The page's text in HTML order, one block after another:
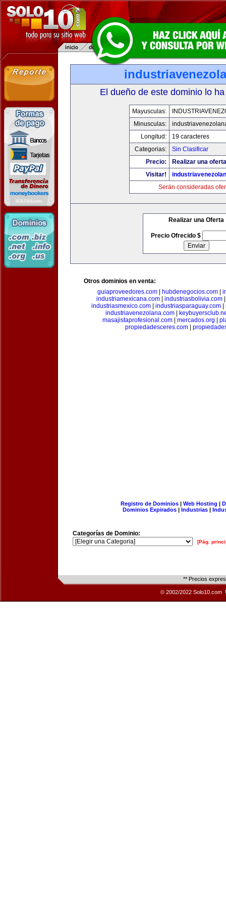
El dueño de este dominio lo
Mayusculas:
Minusculas:
Longitud:
19 caracteres
Categorias:
Sin Clasificar
Precio:
Realizar una
Visitar!
Serán consideradas
Realizar una Oferta
Precio Ofrecido $
Otros dominios en venta:
guiaproveedores.com
hubdenegocios.com
industriamexicana.com| industriasbolivia.com
industriasmexico.com
industriasparaguay.com
industriavenezolana.com
masajistaprofesional.com
mercados.org
propiedadesceres.com|
Registro de Dominios| Web Hosting |
Dominios Expirados | Industrias |
Categorías de Dominio:
[Pág.
** Precios
© 2002/2022 Solo10.com